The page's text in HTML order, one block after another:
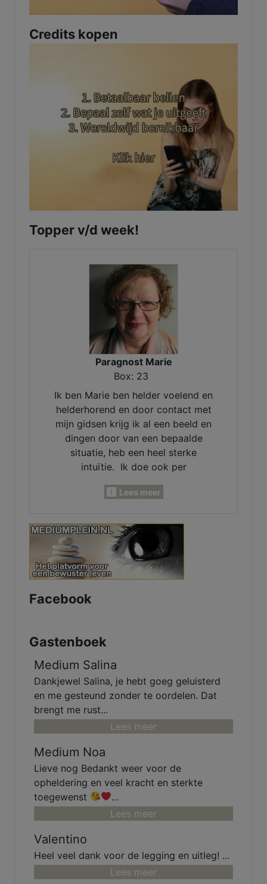
Credits kopen
Topper v/d week!
Paragnost Marie
Box: 23
Ik ben Marie ben helder voelend en
helderhorend en door contact met
mijn gidsen krijg ik al een beeld en
dingen door van een bepaalde
situatie, heb een heel sterke
intuïtie. Ik doe ook per
kan voor je pendelen, invoelen,
inzichtkaarten voor je leggen. Ook
voor verleden - heden en
toekomst. Heb een luisterend oor.
samen komen we er wel uit.
Lees meer
Facebook
Gastenboek
Medium Salina
Dankjewel Salina, je hebt goeg geluisterd
en me gesteund zonder te oordelen. Dat
brengt me rust...
Lees meer
Medium Noa
Lieve nog Bedankt weer voor de
opheldering en veel kracht en sterkte
toegewenst
...
Lees meer
Valentino
Heel veel dank voor de legging en uitleg! ...
Lees meer